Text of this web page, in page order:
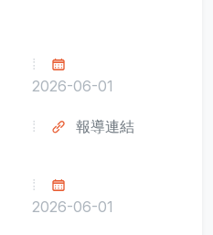
2026-06-01
報導連結
2026-06-01